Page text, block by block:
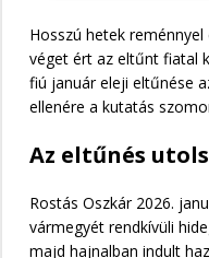
Hosszú hetek
véget ért az eltűnt fiatal
fiú január eleji eltűnése
ellenére a kutatás
Az eltűnés
Rostás Oszkár 2026.
vármegyét rendkívüli
majd hajnalban indult